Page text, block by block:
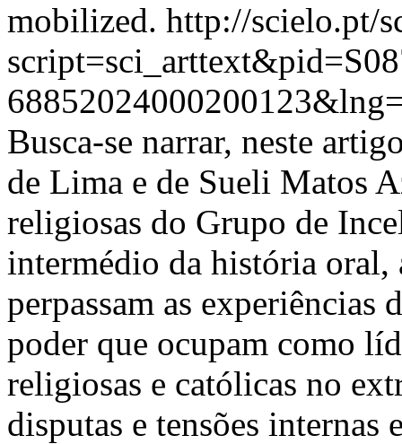
mobilized. http://scielo.pt/
Busca-se narrar, neste
de Lima e de Sueli Matos
religiosas do Grupo de
intermédio da história oral,
perpassam as experiências
poder que ocupam como
religiosas e católicas no
disputas e tensões internas